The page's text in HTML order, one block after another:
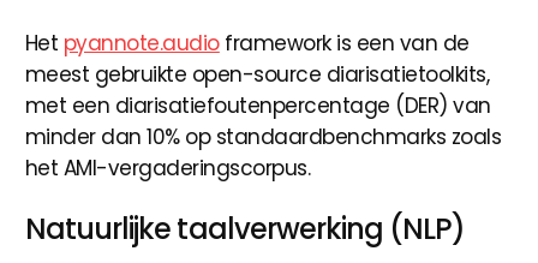
Het pyannote.audioframework is een van de
meest gebruikte open-source diarisatietoolkits,
met een diarisatiefoutenpercentage (DER) van
minder dan 10% op standaardbenchmarks zoals
het AMI-vergaderingscorpus.
Natuurlijke taalverwerking (NLP)